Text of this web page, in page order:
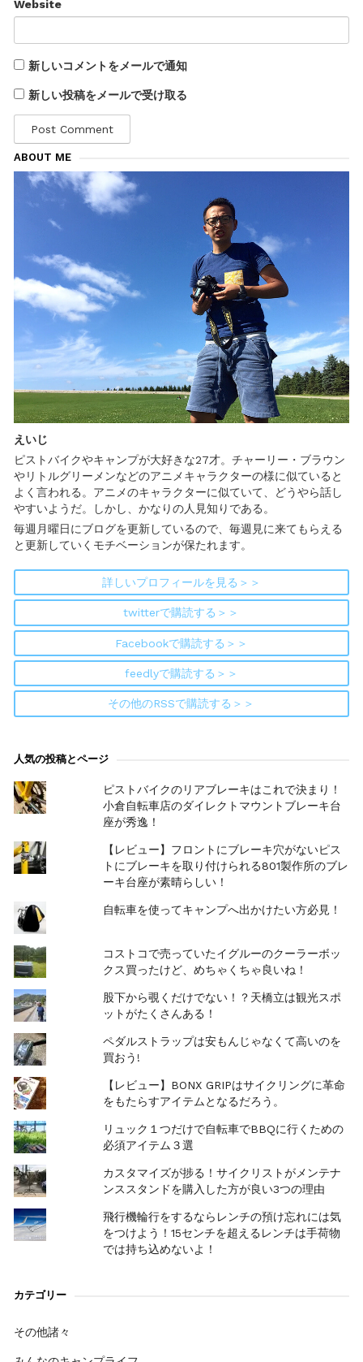
Website
新しいコメントをメールで通知
新しい投稿をメールで受け取る
ABOUT ME
えいじ
ピストバイクやキャンプが大好きな27才。チャーリー・ブラウン
やリトルグリーメンなどのアニメキャラクターの様に似ていると
よく言われる。アニメのキャラクターに似ていて、どうやら話し
やすいようだ。しかし、かなりの人見知りである。
毎週月曜日にブログを更新しているので、毎週見に来てもらえる
と更新していくモチベーションが保たれます。
詳しいプロフィールを見る＞＞
twitterで購読する＞＞
Facebookで購読する＞＞
feedlyで購読する＞＞
その他のRSSで購読する＞＞
人気の投稿とページ
ピストバイクのリアブレーキはこれで決まり！
小倉自転車店のダイレクトマウントブレーキ台
座が秀逸！
【レビュー】フロントにブレーキ穴がないピス
トにブレーキを取り付けられる801製作所のブレ
ーキ台座が素晴らしい！
自転車を使ってキャンプへ出かけたい方必見！
コストコで売っていたイグルーのクーラーボッ
クス買ったけど、めちゃくちゃ良いね！
股下から覗くだけでない！？天橋立は観光スポ
ットがたくさんある！
ペダルストラップは安もんじゃなくて高いのを
買おう!
【レビュー】BONX GRIPはサイクリングに革命
をもたらすアイテムとなるだろう。
リュック１つだけで自転車でBBQに行くための
必須アイテム３選
カスタマイズが捗る！サイクリストがメンテナ
ンススタンドを購入した方が良い3つの理由
飛行機輪行をするならレンチの預け忘れには気
をつけよう！15センチを超えるレンチは手荷物
では持ち込めないよ！
カテゴリー
その他諸々